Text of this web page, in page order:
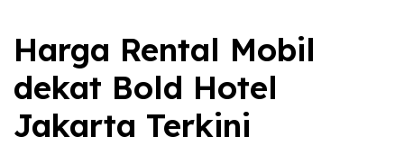
Harga Rental Mobil
dekat Bold Hotel
Jakarta Terkini